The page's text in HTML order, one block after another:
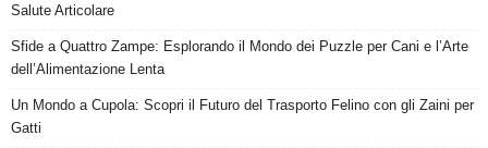
Salute Articolare
Sfide a Quattro Zampe: Esplorando il Mondo dei Puzzle per Cani e l’Arte
dell’Alimentazione Lenta
Un Mondo a Cupola: Scopri il Futuro del Trasporto Felino con gli Zaini per
Gatti